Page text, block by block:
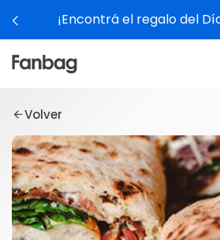
¡Encontrá el regalo del
Volver